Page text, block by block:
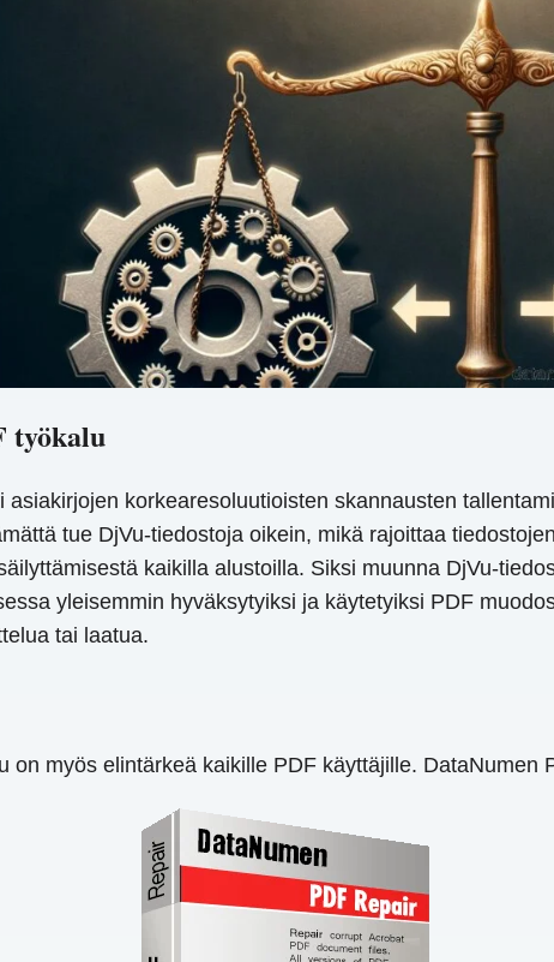
työkalu
korkearesoluutioisten skannausten
tue DjVu-tiedostoja oikein, mikä rajoittaa
kaikilla alustoilla. Siksi muunna DjVu-
yleisemmin hyväksytyiksi ja käytetyiksi PDF
tai laatua.
on myös elintärkeä kaikille PDF käyttäjille. DataNumen